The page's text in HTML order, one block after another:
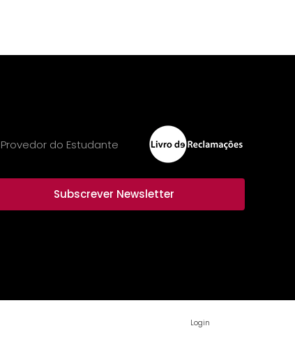
Provedor do Estudante
Subscrever Newsletter
Login